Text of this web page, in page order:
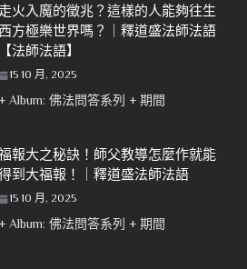
走火入魔的徵兆？這樣的人能夠往生
方極樂世界嗎？｜釋道盛法師法語
【法師法語】
15 10 月, 2025
+ Album: 佛法問答系列 + 期間
報大之秘訣！師父教導怎麼作就能
到大福報！｜釋道盛法師法語
15 10 月, 2025
+ Album: 佛法問答系列 + 期間